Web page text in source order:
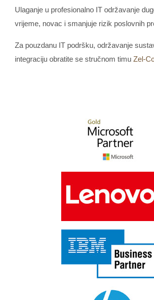
Ulaganje u profesionalno IT održavanje
vrijeme, novac i smanjuje rizik poslovnih
Za pouzdanu IT podršku, održavanje
integraciju obratite se stručnom timu Zel-